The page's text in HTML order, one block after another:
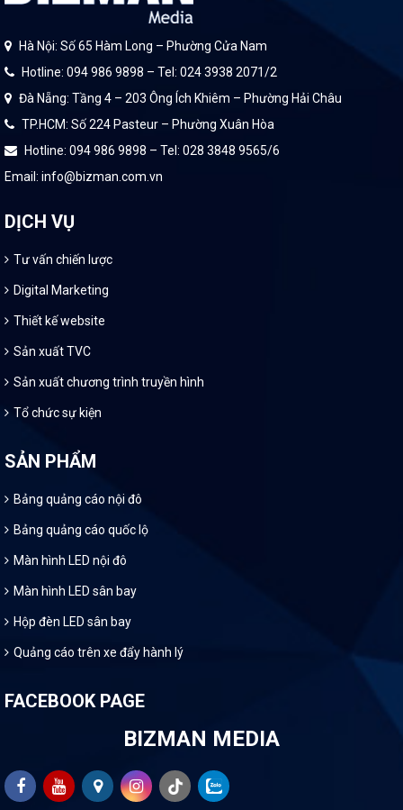
Hà Nội: Số 65 Hàm Long – Phường Cửa Nam
Hotline: 094 986 9898 – Tel: 024 3938 2071/2
Đà Nẵng: Tầng 4 – 203 Ông Ích Khiêm – Phường Hải Châu
TP.HCM: Số 224 Pasteur – Phường Xuân Hòa
Hotline: 094 986 9898 – Tel: 028 3848 9565/6
Email: info@bizman.com.vn
DỊCH VỤ
Tư vấn chiến lược
Digital Marketing
Thiết kế website
Sản xuất TVC
Sản xuất chương trình truyền hình
Tổ chức sự kiện
SẢN PHẨM
Bảng quảng cáo nội đô
Bảng quảng cáo quốc lộ
Màn hình LED nội đô
Màn hình LED sân bay
Hộp đèn LED sân bay
Quảng cáo trên xe đẩy hành lý
FACEBOOK PAGE
BIZMAN MEDIA